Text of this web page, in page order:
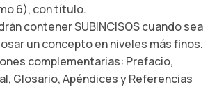
6), con título.
contener SUBINCISOS cuando sea
un concepto en niveles más finos.
complementarias: Prefacio,
Glosario, Apéndices y Referencias